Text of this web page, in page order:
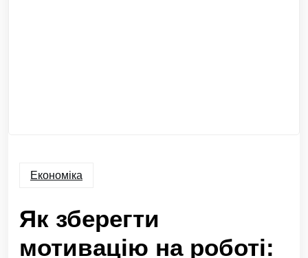
Економіка
Як зберегти
мотивацію на роботі: